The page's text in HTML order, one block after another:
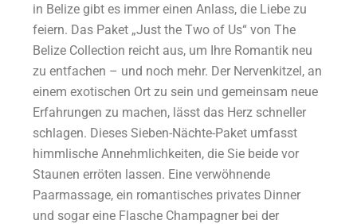
in Belize gibt es immer einen Anlass, die Liebe zu
feiern. Das Paket „Just the Two of Us“ von The
Belize Collection reicht aus, um Ihre Romantik neu
zu entfachen – und noch mehr. Der Nervenkitzel, an
einem exotischen Ort zu sein und gemeinsam neue
Erfahrungen zu machen, lässt das Herz schneller
schlagen. Dieses Sieben-Nächte-Paket umfasst
himmlische Annehmlichkeiten, die Sie beide vor
Staunen erröten lassen. Eine verwöhnende
Paarmassage, ein romantisches privates Dinner
und sogar eine Flasche Champagner bei der